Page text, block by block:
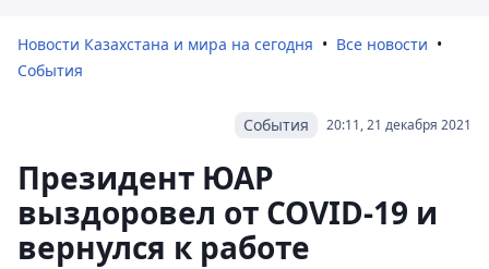
Новости Казахстана и мира на сегодня
Все новости
События
20:11, 21 декабря 2021
События
Президент ЮАР
выздоровел от COVID-19 и
вернулся к работе